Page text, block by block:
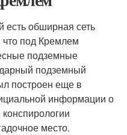
есть обширная сеть
что под Кремлем
подземные
подземный
построен еще в
информации о
место.